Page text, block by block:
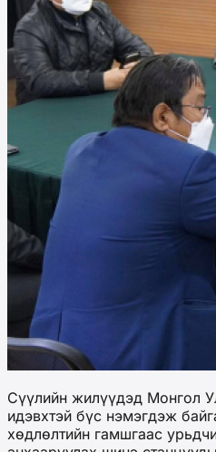
Сүүлийн жилүүдэд Монгол
идэвхтэй бүс нэмэгдэж
хөдлөлтийн гамшгаас